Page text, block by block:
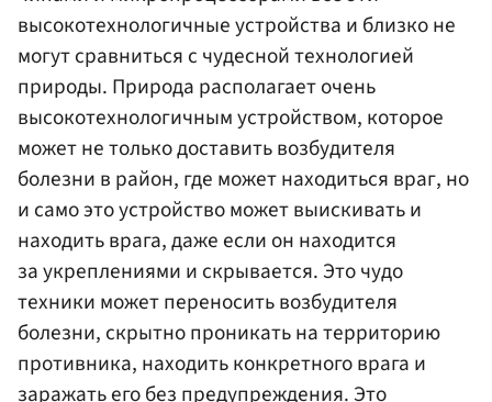
высокотехнологичные устройства и близко не
могут сравниться с чудесной технологией
природы. Природа располагает очень
высокотехнологичным устройством, которое
может не только доставить возбудителя
болезни в район, где может находиться враг, но
и само это устройство может выискивать и
находить врага, даже если он находится
за укреплениями и скрывается. Это чудо
техники может переносить возбудителя
болезни, скрытно проникать на территорию
противника, находить конкретного врага и
заражать его без предупреждения. Это